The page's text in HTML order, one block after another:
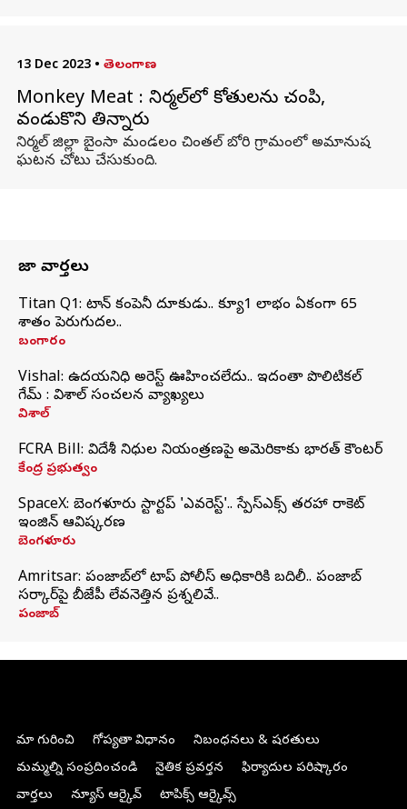
13 Dec 2023 • తెలంగాణ
Monkey Meat : నిర్మల్‌లో కోతులను చంపి,
వండుకొని తిన్నారు
నిర్మల్ జిల్లా బైంసా మండలం చింతల్ బోరి గ్రామంలో అమానుష
ఘటన చోటు చేసుకుంది.
తాజా వార్తలు
Titan Q1: టైటాన్ కంపెనీ దూకుడు.. క్యూ1 లాభం ఏకంగా 65
శాతం పెరుగుదల..
బంగారం
Vishal: ఉదయనిధి అరెస్ట్‌ ఊహించలేదు.. ఇదంతా పొలిటికల్
గేమ్ : విశాల్ సంచలన వ్యాఖ్యలు
విశాల్
FCRA Bill: విదేశీ నిధుల నియంత్రణపై అమెరికాకు భారత్‌ కౌంటర్
కేంద్ర ప్రభుత్వం
SpaceX: బెంగళూరు స్టార్టప్‌ 'ఎవరెస్ట్'.. స్పేస్‌ఎక్స్ తరహా రాకెట్‌
ఇంజిన్‌ ఆవిష్కరణ
బెంగళూరు
Amritsar: పంజాబ్‌లో టాప్ పోలీస్ అధికారికి బదిలీ.. పంజాబ్
సర్కార్‌పై బీజేపీ లేవనెత్తిన ప్రశ్నలివే..
పంజాబ్
మా గురించి గోప్యతా విధానం
నిబంధనలు & షరతులు
మమ్మల్ని సంప్రదించండి
నైతిక ప్రవర్తన
ఫిర్యాదుల పరిష్కారం
వార్తలు
న్యూస్ ఆర్కైవ్ టాపిక్స్ ఆర్కైవ్స్